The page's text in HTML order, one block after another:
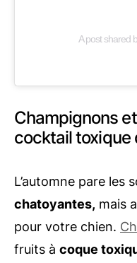
A post shared
Champignons
cocktail toxique
L’automne pare les
chatoyantes, mais
pour votre chien.
fruits à coque